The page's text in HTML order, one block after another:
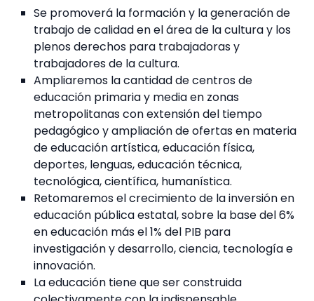
Se promoverá la formación y la generación de
trabajo de calidad en el área de la cultura y los
plenos derechos para trabajadoras y
trabajadores de la cultura.
Ampliaremos la cantidad de centros de
educación primaria y media en zonas
metropolitanas con extensión del tiempo
pedagógico y ampliación de ofertas en materia
de educación artística, educación física,
deportes, lenguas, educación técnica,
tecnológica, científica, humanística.
Retomaremos el crecimiento de la inversión en
educación pública estatal, sobre la base del 6%
en educación más el 1% del PIB para
investigación y desarrollo, ciencia, tecnología e
innovación.
La educación tiene que ser construida